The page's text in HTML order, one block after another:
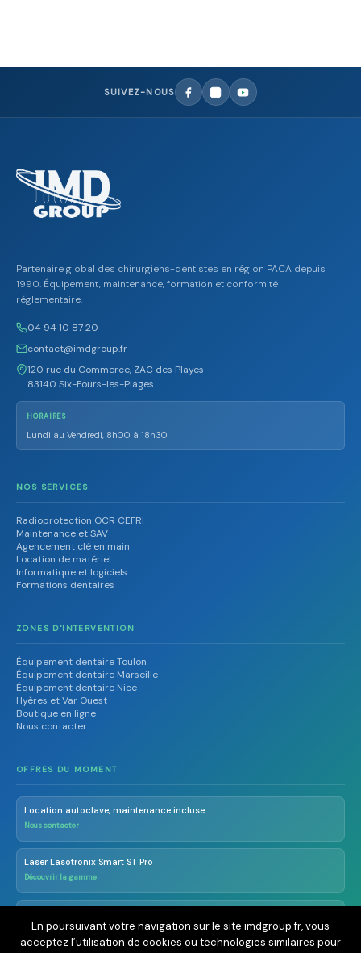
SUIVEZ-NOUS
Partenaire global des chirurgiens-dentistes en région PACA depuis
1990. Équipement, maintenance, formation et conformité
réglementaire.
04 94 10 87 20
contact@imdgroup.fr
120 rue du Commerce, ZAC des Playes
83140 Six-Fours-les-Plages
HORAIRES
Lundi au Vendredi, 8h00 à 18h30
NOS SERVICES
Radioprotection OCR CEFRI
Maintenance et SAV
Agencement clé en main
Location de matériel
Informatique et logiciels
Formations dentaires
ZONES D'INTERVENTION
Équipement dentaire Toulon
Équipement dentaire Marseille
Équipement dentaire Nice
Hyères et Var Ouest
Boutique en ligne
Nous contacter
OFFRES DU MOMENT
Location autoclave, maintenance incluse
Nous contacter
Laser Lasotronix Smart ST Pro
Découvrir la gamme
En savoir plus
En poursuivant votre navigation sur le site imdgroup.fr, vous
acceptez l’utilisation de cookies ou technologies similaires pour